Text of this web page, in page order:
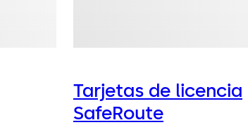
Tarjetas de licencia
SafeRoute